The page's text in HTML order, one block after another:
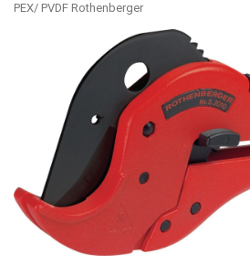
PEX/ PVDF Rothenberger